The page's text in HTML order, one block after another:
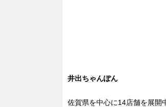
井出ちゃんぽん
佐賀県を中心に14店舗を展開